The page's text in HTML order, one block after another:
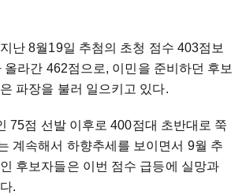
난 8월19일 추첨의 초청 점수 403점보
올라간 462점으로, 이민을 준비하던 후보
파장을 불러 일으키고 있다.
75점 선발 이후로 400점대 초반대로 쭉
계속해서 하향추세를 보이면서 9월 추
후보자들은 이번 점수 급등에 실망과
.